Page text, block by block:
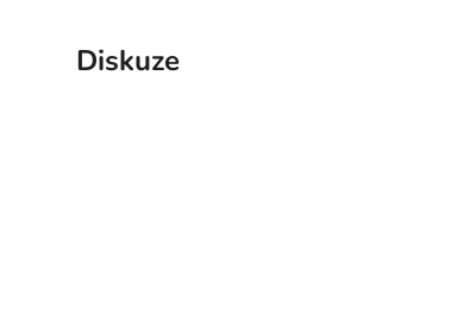
Diskuze